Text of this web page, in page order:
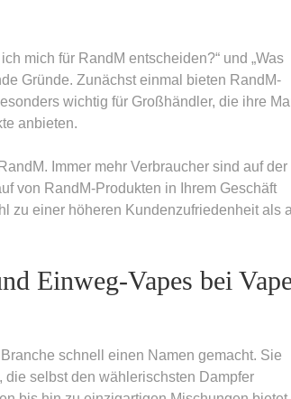
mich für RandM entscheiden?“ und „Was
Gründe. Zunächst einmal bieten RandM-
wichtig für Großhändler, die ihre
anbieten.
Immer mehr Verbraucher sind auf der
von RandM-Produkten in Ihrem Geschäft
zu einer höheren Kundenzufriedenheit als
Einweg-Vapes bei
schnell einen Namen gemacht. Sie
selbst den wählerischsten Dampfer